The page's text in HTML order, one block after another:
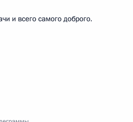
и всего самого доброго.